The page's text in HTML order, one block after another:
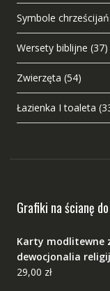
Symbole
Wersety biblijne (37)
Zwierzęta (54)
Łazienka I toaleta
Grafiki na ścianę
Karty modlitewne
dewocjonalia
29,00 zł